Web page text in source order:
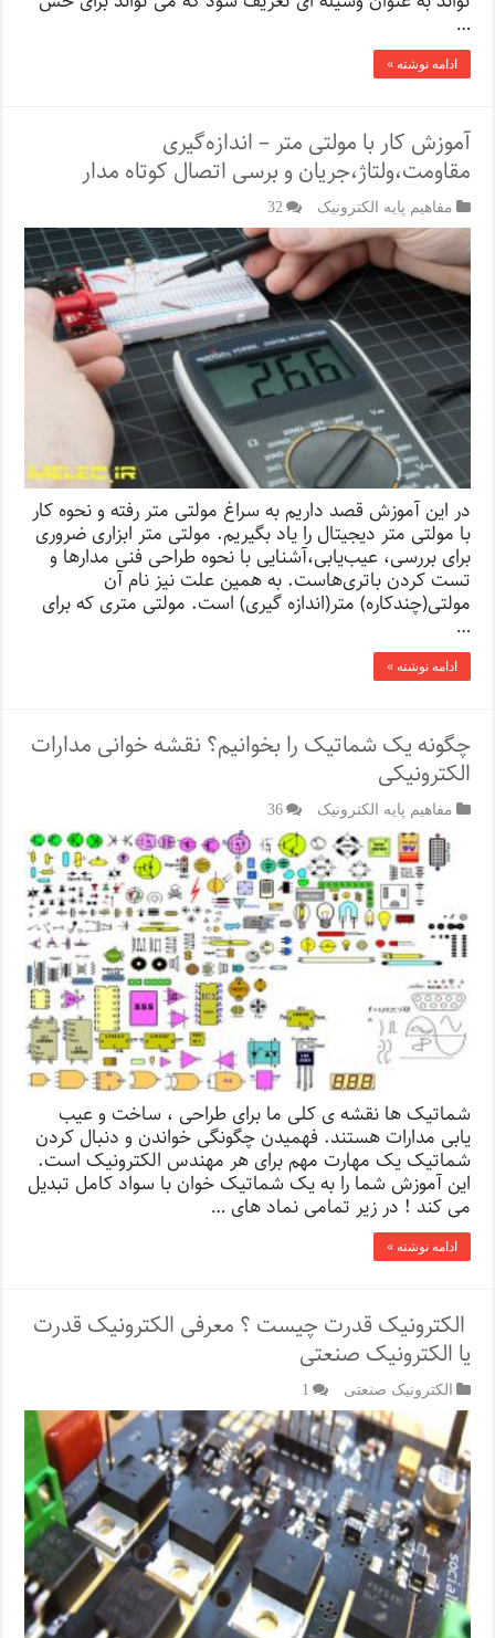
…
ادامه نوشته »
آموزش کار با مولتی‌ متر – اندازه‌گیری
مقاومت،ولتاژ،جریان و برسی اتصال کوتاه مدار
مفاهیم پایه الکترونیک 32
در این آموزش قصد داریم به سراغ مولتی‌ متر رفته و نحوه کار
با مولتی متر دیجیتال را یاد بگیریم. مولتی‌ متر ابزاری ضروری
برای بررسی، عیب‌یابی،آشنایی با نحوه طراحی فنی مدارها و
تست کردن باتری‌هاست. به همین علت نیز نام آن
مولتی(چندکاره) متر(اندازه گیری) است. مولتی متری که برای
…
ادامه نوشته »
چگونه یک شماتیک را بخوانیم؟ نقشه خوانی مدارات
الکترونیکی
مفاهیم پایه الکترونیک 36
شماتیک ها نقشه ی کلی ما برای طراحی ، ساخت و عیب
یابی مدارات هستند. فهمیدن چگونگی خواندن و دنبال کردن
شماتیک یک مهارت مهم برای هر مهندس الکترونیک است.
این آموزش شما را به یک شماتیک خوان با سواد کامل تبدیل
می کند ! در زیر تمامی نماد های …
ادامه نوشته »
الکترونیک قدرت چیست ؟ معرفی الکترونیک قدرت
یا الکترونیک صنعتی
الکترونیک صنعتی 1